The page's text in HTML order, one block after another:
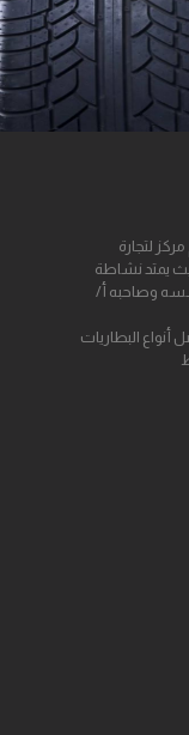
ويعد اقدم مركز لتجارة
يمتد نشاطة
لمؤسسه وصاحبه أ/
أنواع البطاريات